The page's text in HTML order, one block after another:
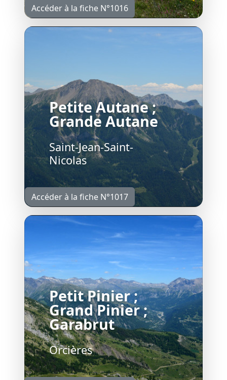
Accéder à la fiche N°1016
Petite Autane ;
Grande Autane
Saint-Jean-Saint-
Nicolas
Accéder à la fiche N°1017
Petit Pinier ;
Grand Pinier ;
Garabrut
Orcières